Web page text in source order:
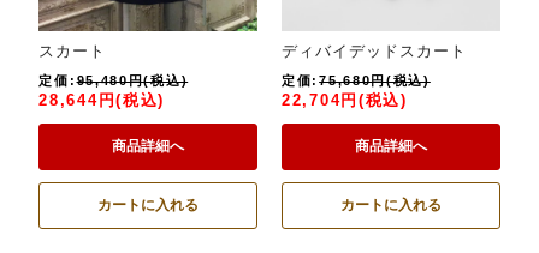
スカート
定価:95,480円(税込)
28,644円(税込)
商品詳細へ
カートに入れる
ディバイデッドスカート
定価:75,680円(税込)
22,704円(税込)
商品詳細へ
カートに入れる